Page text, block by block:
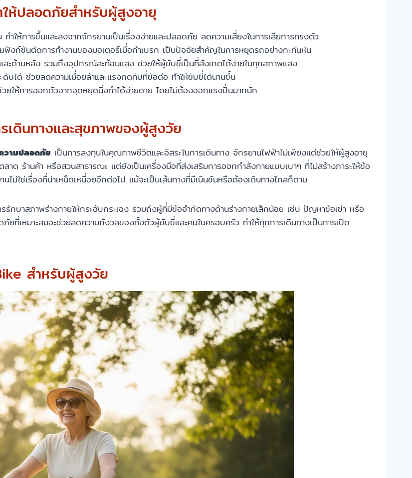
ห้ปลอดภัยสำหรับผู้สูงอายุ
ำให้การขึ้นและลงจากจักรยานเป็นเรื่องง่ายและปลอดภัย ลดความเสี่ยงในการเสียการทรงตัว
งก์ชันตัดการทำงานของมอเตอร์เมื่อกำเบรก เป็นปัจจัยสำคัญในการหยุดรถอย่างกะทันหัน
ละด้านหลัง รวมถึงอุปกรณ์สะท้อนแสง ช่วยให้ผู้ขับขี่เป็นที่สังเกตได้ง่ายในทุกสภาพแสง
ดับได้ ช่วยลดความเมื่อยล้าและแรงกดทับที่ข้อต่อ ทำให้ขับขี่ได้นานขึ้น
ห้การออกตัวจากจุดหยุดนิ่งทำได้ง่ายดาย โดยไม่ต้องออกแรงปั่นมากนัก
เดินทางและสุขภาพของผู้สูงวัย
วามปลอดภัย เป็นการลงทุนในคุณภาพชีวิตและอิสระในการเดินทาง จักรยานไฟฟ้าไม่เพียงแต่ช่วยให้ผู้สูงอายุ
าด ร้านค้า หรือสวนสาธารณะ แต่ยังเป็นเครื่องมือที่ส่งเสริมการออกกำลังกายแบบเบาๆ ที่ไม่สร้างภาระให้ข้อ
ม่ใช่เรื่องที่น่าเหน็ดเหนื่อยอีกต่อไป แม้จะเป็นเส้นทางที่มีเนินชันหรือต้องเดินทางไกลก็ตาม
กษาสภาพร่างกายให้กระฉับกระเฉง รวมถึงผู้ที่มีข้อจำกัดทางด้านร่างกายเล็กน้อย เช่น ปัญหาข้อเข่า หรือ
ที่เหมาะสมจะช่วยลดความกังวลของทั้งตัวผู้ขับขี่และคนในครอบครัว ทำให้ทุกการเดินทางเป็นการเปิด
สำหรับผู้สูงวัย